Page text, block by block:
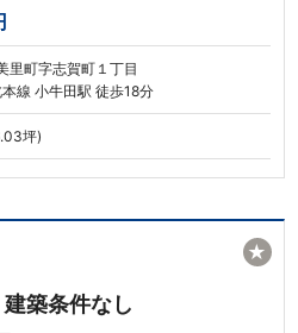
里町字志賀町１丁目
線 小牛田駅 徒歩18分
坪)
築条件なし
★